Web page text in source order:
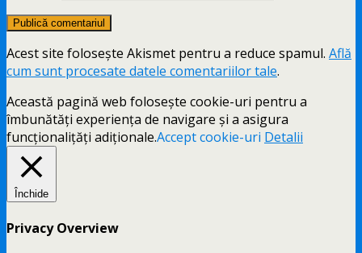
Acest site folosește Akismet pentru a reduce spamul. Află
cum sunt procesate datele comentariilor tale.
Această pagină web folosește cookie-uri pentru a
îmbunătăți experiența de navigare și a asigura
funcționalițăți adiționale.Accept cookie-uri Detalii
Închide
Privacy Overview